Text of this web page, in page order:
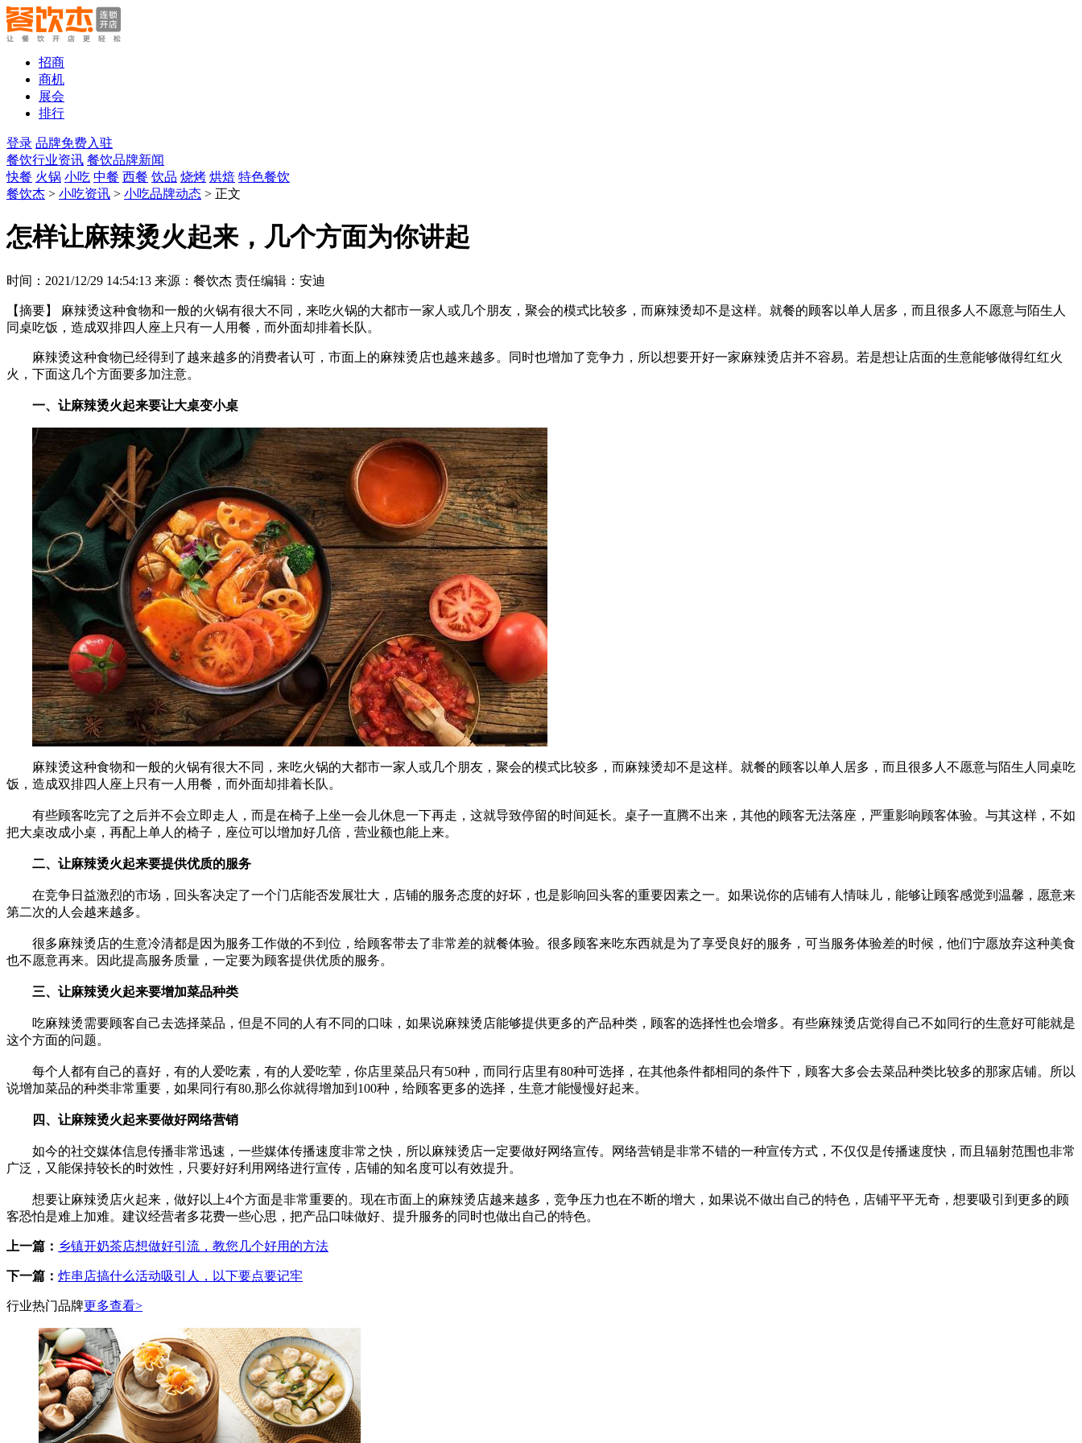
招商
商机
展会
排行
登录 品牌免费入驻
餐饮行业资讯 餐饮品牌新闻
快餐 火锅 小吃 中餐 西餐 饮品 烧烤 烘焙 特色餐饮
餐饮杰 > 小吃资讯 > 小吃品牌动态 > 正文
怎样让麻辣烫火起来，几个方面为你讲起
时间：2021/12/29 14:54:13 来源：餐饮杰 责任编辑：安迪
【摘要】
麻辣烫这种食物和一般的火锅有很大不同，来吃火锅的大都市一家人或几个朋友，聚会的模式比较多，而麻辣烫却不是这样。就餐的顾客以单人居多，而且很多人不愿意与陌生人
同桌吃饭，造成双排四人座上只有一人用餐，而外面却排着长队。
麻辣烫这种食物已经得到了越来越多的消费者认可，市面上的麻辣烫店也越来越多。同时也增加了竞争力，所以想要开好一家麻辣烫店并不容易。若是想让店面的生意能够做得红红火
火，下面这几个方面要多加注意。
一、让麻辣烫火起来要让大桌变小桌
麻辣烫这种食物和一般的火锅有很大不同，来吃火锅的大都市一家人或几个朋友，聚会的模式比较多，而麻辣烫却不是这样。就餐的顾客以单人居多，而且很多人不愿意与陌生人同桌吃
饭，造成双排四人座上只有一人用餐，而外面却排着长队。
有些顾客吃完了之后并不会立即走人，而是在椅子上坐一会儿休息一下再走，这就导致停留的时间延长。桌子一直腾不出来，其他的顾客无法落座，严重影响顾客体验。与其这样，不如
把大桌改成小桌，再配上单人的椅子，座位可以增加好几倍，营业额也能上来。
二、让麻辣烫火起来要提供优质的服务
在竞争日益激烈的市场，回头客决定了一个门店能否发展壮大，店铺的服务态度的好坏，也是影响回头客的重要因素之一。如果说你的店铺有人情味儿，能够让顾客感觉到温馨，愿意来
第二次的人会越来越多。
很多麻辣烫店的生意冷清都是因为服务工作做的不到位，给顾客带去了非常差的就餐体验。很多顾客来吃东西就是为了享受良好的服务，可当服务体验差的时候，他们宁愿放弃这种美食
也不愿意再来。因此提高服务质量，一定要为顾客提供优质的服务。
三、让麻辣烫火起来要增加菜品种类
吃麻辣烫需要顾客自己去选择菜品，但是不同的人有不同的口味，如果说麻辣烫店能够提供更多的产品种类，顾客的选择性也会增多。有些麻辣烫店觉得自己不如同行的生意好可能就是
这个方面的问题。
每个人都有自己的喜好，有的人爱吃素，有的人爱吃荤，你店里菜品只有50种，而同行店里有80种可选择，在其他条件都相同的条件下，顾客大多会去菜品种类比较多的那家店铺。所以
说增加菜品的种类非常重要，如果同行有80,那么你就得增加到100种，给顾客更多的选择，生意才能慢慢好起来。
四、让麻辣烫火起来要做好网络营销
如今的社交媒体信息传播非常迅速，一些媒体传播速度非常之快，所以麻辣烫店一定要做好网络宣传。网络营销是非常不错的一种宣传方式，不仅仅是传播速度快，而且辐射范围也非常
广泛，又能保持较长的时效性，只要好好利用网络进行宣传，店铺的知名度可以有效提升。
想要让麻辣烫店火起来，做好以上4个方面是非常重要的。现在市面上的麻辣烫店越来越多，竞争压力也在不断的增大，如果说不做出自己的特色，店铺平平无奇，想要吸引到更多的顾
客恐怕是难上加难。建议经营者多花费一些心思，把产品口味做好、提升服务的同时也做出自己的特色。
上一篇： 乡镇开奶茶店想做好引流，教您几个好用的方法
下一篇： 炸串店搞什么活动吸引人，以下要点要记牢
行业热门品牌更多查看>